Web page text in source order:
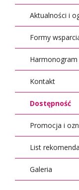
Aktualności i
Formy
Regulamin
Regulamin
Regulamin
Kontakt
Dostępność
Promocja i
List
Galeria